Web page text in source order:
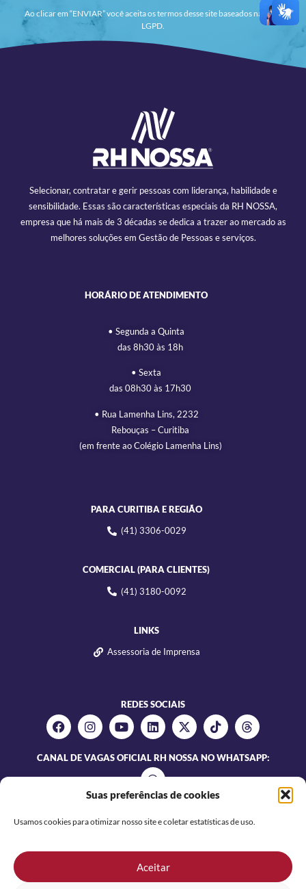
Suas preferências de cookies
Usamos cookies para otimizar nosso site e coletar estatísticas de uso.
Aceitar
Ao clicar em “ENVIAR” você aceita os termos desse site baseados na nova
LGPD.
Selecionar, contratar e gerir pessoas com liderança, habilidade e
sensibilidade. Essas são características especiais da RH NOSSA,
empresa que há mais de 3 décadas se dedica a trazer ao mercado as
melhores soluções em Gestão de Pessoas e serviços.
HORÁRIO DE ATENDIMENTO
• Segunda a Quinta
das 8h30 às 18h
• Sexta
das 08h30 às 17h30
• Rua Lamenha Lins, 2232
Rebouças – Curitiba
(em frente ao Colégio Lamenha Lins)
PARA CURITIBA E REGIÃO
(41) 3306-0029
COMERCIAL (PARA CLIENTES)
(41) 3180-0092
LINKS
Assessoria de Imprensa
REDES SOCIAIS
CANAL DE VAGAS OFICIAL RH NOSSA NO WHATSAPP: